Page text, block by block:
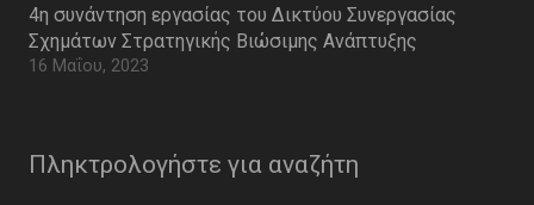
4η συνάντηση εργασίας του Δικτύου Συνεργασίας
Σχημάτων Στρατηγικής Βιώσιμης Ανάπτυξης
16 Μαΐου, 2023
Πληκτρολογήστε για αναζήτη